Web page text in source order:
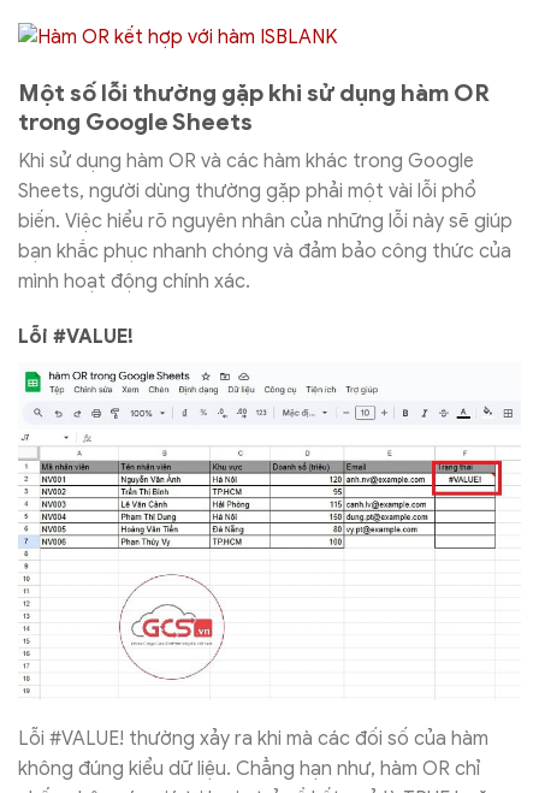
Một số lỗi thường gặp khi sử dụng hàm OR
trong Google Sheets
Khi sử dụng hàm OR và các hàm khác trong Google
Sheets, người dùng thường gặp phải một vài lỗi phổ
biến. Việc hiểu rõ nguyên nhân của những lỗi này sẽ giúp
bạn khắc phục nhanh chóng và đảm bảo công thức của
mình hoạt động chính xác.
Lỗi #VALUE!
Lỗi #VALUE! thường xảy ra khi mà các đối số của hàm
không đúng kiểu dữ liệu. Chẳng hạn như, hàm OR chỉ